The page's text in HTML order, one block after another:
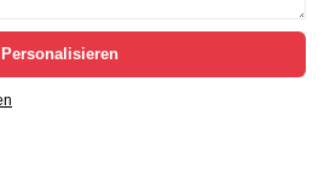
Personalisieren